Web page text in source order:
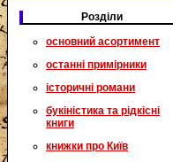
Розділи
основний асортимент
останні примірники
історичні романи
букіністика та рідкісні
книги
книжки про Київ